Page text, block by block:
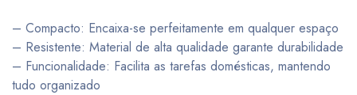
– Compacto: Encaixa-se perfeitamente em qualquer espaço
– Resistente: Material de alta qualidade garante durabilidade
– Funcionalidade: Facilita as tarefas domésticas, mantendo
tudo organizado